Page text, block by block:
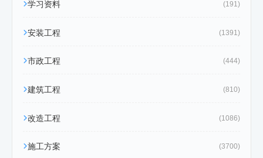
学习资料 (191)
安装工程 (1391)
市政工程 (444)
建筑工程 (810)
改造工程 (1086)
施工方案 (3700)